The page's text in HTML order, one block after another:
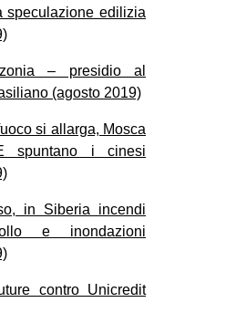
speculazione edilizia
– presidio al
(agosto 2019)
si allarga, Mosca
spuntano i cinesi
in Siberia incendi
e inondazioni
contro Unicredit